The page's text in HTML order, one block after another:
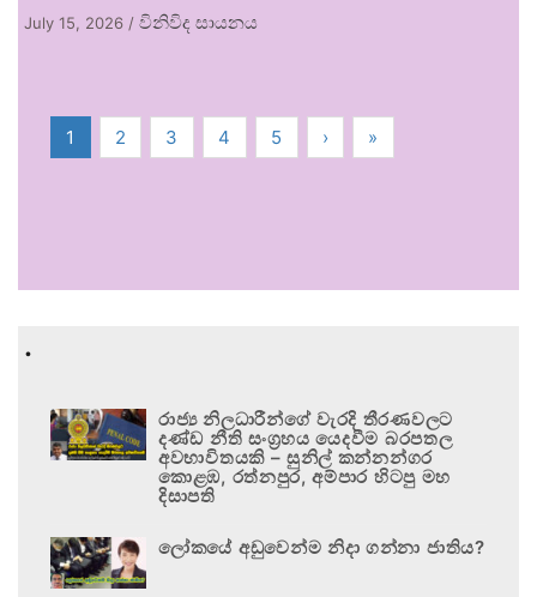
July 15, 2026 / විනිවිද සායනය
1 2 3 4 5 › »
.
රාජ්‍ය නිලධාරීන්ගේ වැරදි තීරණවලට
දණ්ඩ නීති සංග්‍රහය යෙදවීම බරපතල
අවභාවිතයකි – සුනිල් කන්නන්ගර
කොළඹ, රත්නපුර, අම්පාර හිටපු මහ
දිසාපති
ලෝකයේ අඩුවෙන්ම නිදා ගන්නා ජාතිය?